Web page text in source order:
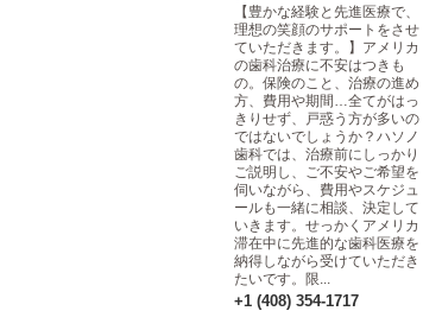
【豊かな経験と先進医療で、
理想の笑顔のサポートをさせ
ていただきます。】アメリカ
の歯科治療に不安はつきも
の。保険のこと、治療の進め
方、費用や期間…全てがはっ
きりせず、戸惑う方が多いの
ではないでしょうか？ハソノ
歯科では、治療前にしっかり
ご説明し、ご不安やご希望を
伺いながら、費用やスケジュ
ールも一緒に相談、決定して
いきます。せっかくアメリカ
滞在中に先進的な歯科医療を
納得しながら受けていただき
たいです。限...
+1 (408) 354-1717